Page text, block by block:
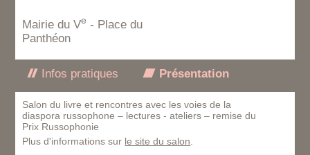
Mairie du Ve - Place du
Panthéon
Infos pratiques Présentation
Salon du livre et rencontres avec les voies de la
diaspora russophone – lectures - ateliers – remise du
Prix Russophonie
Plus d'informations sur le site du salon